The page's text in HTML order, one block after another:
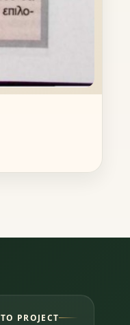
ΤΟ PROJECT